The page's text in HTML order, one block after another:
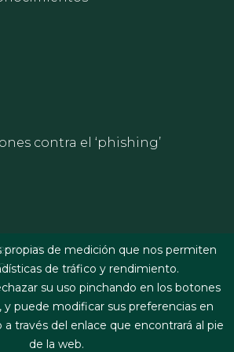
Extranet y
contra el ‘phishing’
propias de medición que nos permiten
de tráfico y rendimiento.
su uso pinchando en los botones
y puede modificar sus preferencias en
través del enlace que encontrará al pie
de la web.